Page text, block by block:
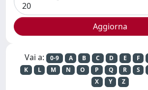
Vai a: 0-9 A B C D E F
K
L M N O P Q R S
X
Y Z